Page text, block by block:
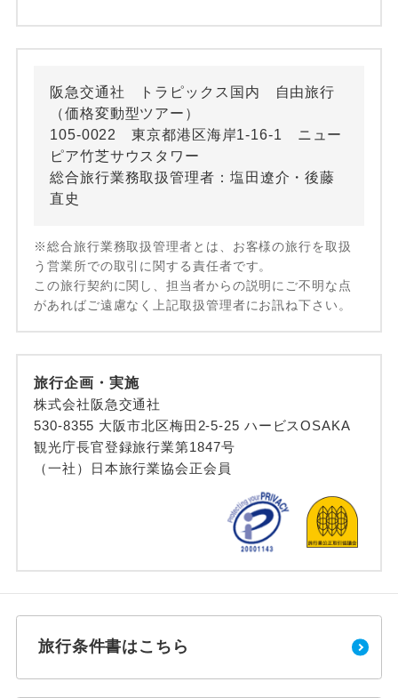
阪急交通社 トラピックス国内 自由旅行
（価格変動型ツアー）
105-0022 東京都港区海岸1-16-1 ニュー
ピア竹芝サウスタワー
総合旅行業務取扱管理者：塩田遼介・後藤
直史
※総合旅行業務取扱管理者とは、お客様の旅行を取扱
う営業所での取引に関する責任者です。
この旅行契約に関し、担当者からの説明にご不明な点
があればご遠慮なく上記取扱管理者にお訊ね下さい。
旅行企画・実施
株式会社阪急交通社
530-8355 大阪市北区梅田2-5-25 ハービスOSAKA
観光庁長官登録旅行業第1847号
（一社）日本旅行業協会正会員
旅行条件書はこちら